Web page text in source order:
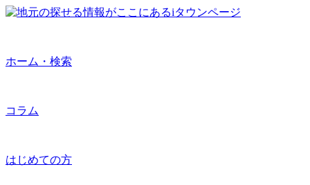
ホーム・検索
コラム
はじめての方